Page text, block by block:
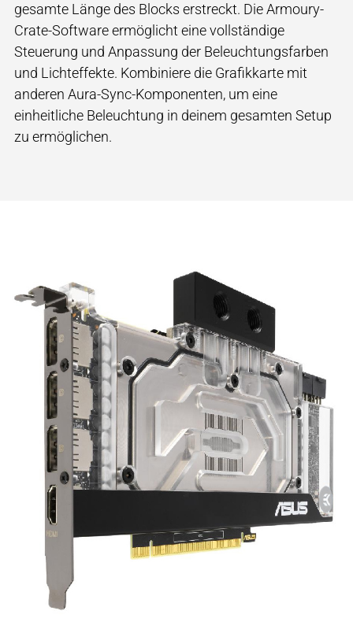
gesamte Länge des Blocks erstreckt. Die Armoury-
Crate-Software ermöglicht eine vollständige
Steuerung und Anpassung der Beleuchtungsfarben
und Lichteffekte. Kombiniere die Grafikkarte mit
anderen Aura-Sync-Komponenten, um eine
einheitliche Beleuchtung in deinem gesamten Setup
zu ermöglichen.